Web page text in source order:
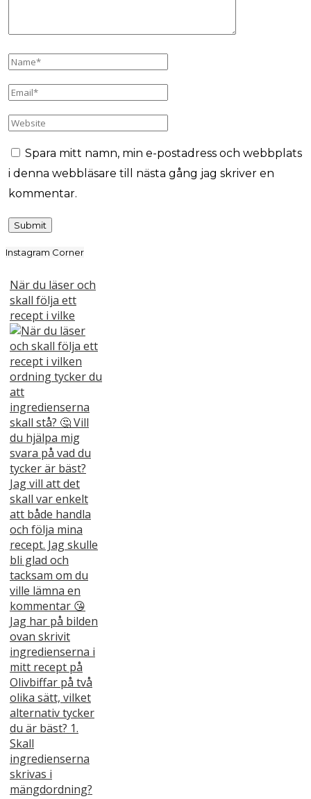
Spara mitt namn, min e-postadress och webbplats
i denna webbläsare till nästa gång jag skriver en
kommentar.
Instagram Corner
När du läser och
skall följa ett
recept i vilke